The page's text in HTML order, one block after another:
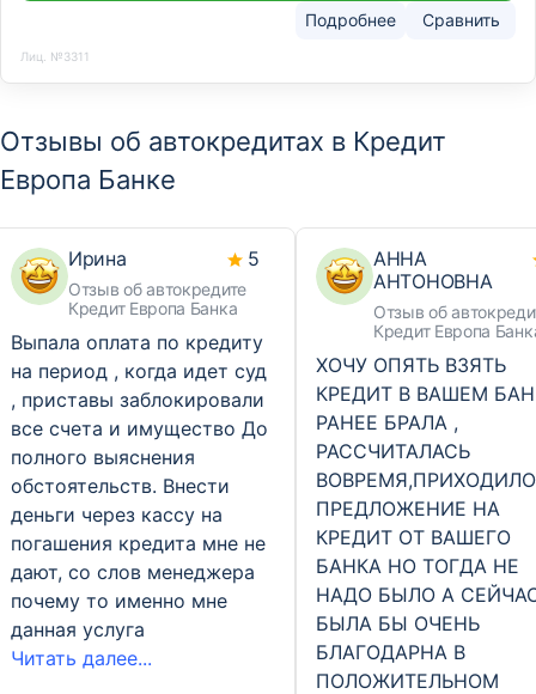
Подробнее Сравнить
Лиц. №3311
Отзывы об автокредитах в Кредит
Европа Банке
Ирина
Отзыв об автокредите
Кредит Европа Банка
5
Выпала оплата по кредиту
на период , когда идет суд
, приставы заблокировали
все счета и имущество До
полного выяснения
обстоятельств. Внести
деньги через кассу на
погашения кредита мне не
дают, со слов менеджера
почему то именно мне
данная услуга
Читать далее...
АННА
АНТОНОВНА
Отзыв об
Кредит Европа
ХОЧУ ОПЯТЬ ВЗЯТЬ
КРЕДИТ В ВАШЕМ
РАНЕЕ БРАЛА ,
РАССЧИТАЛАСЬ
ВОВРЕМЯ,ПРИХОДИЛО
ПРЕДЛОЖЕНИЕ НА
КРЕДИТ ОТ ВАШЕГО
БАНКА НО ТОГДА НЕ
НАДО БЫЛО А
БЫЛА БЫ ОЧЕНЬ
БЛАГОДАРНА В
ПОЛОЖИТЕЛЬНОМ